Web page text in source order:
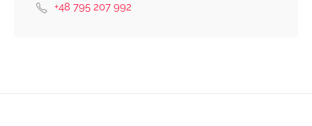
+48 795 207 992